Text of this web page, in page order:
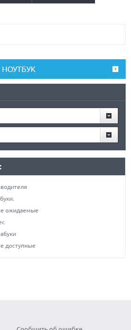
ожидаемые
доступные